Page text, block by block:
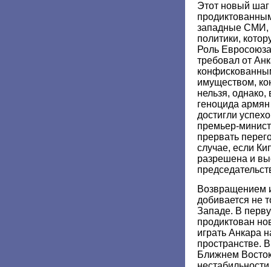
Этот новый шаг
западные СМИ,
политики,
Роль
требовал от
имуществом,
нельзя,
геноцида
достигли
премьер-
прервать
случае, если
разрешена и
Возвращением
добивается не
Западе. В
продиктован
играть Анкара
пространстве.
Ближнем